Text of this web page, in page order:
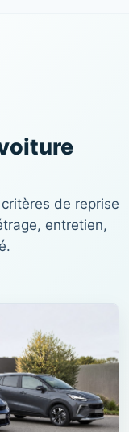
de reprise
entretien,